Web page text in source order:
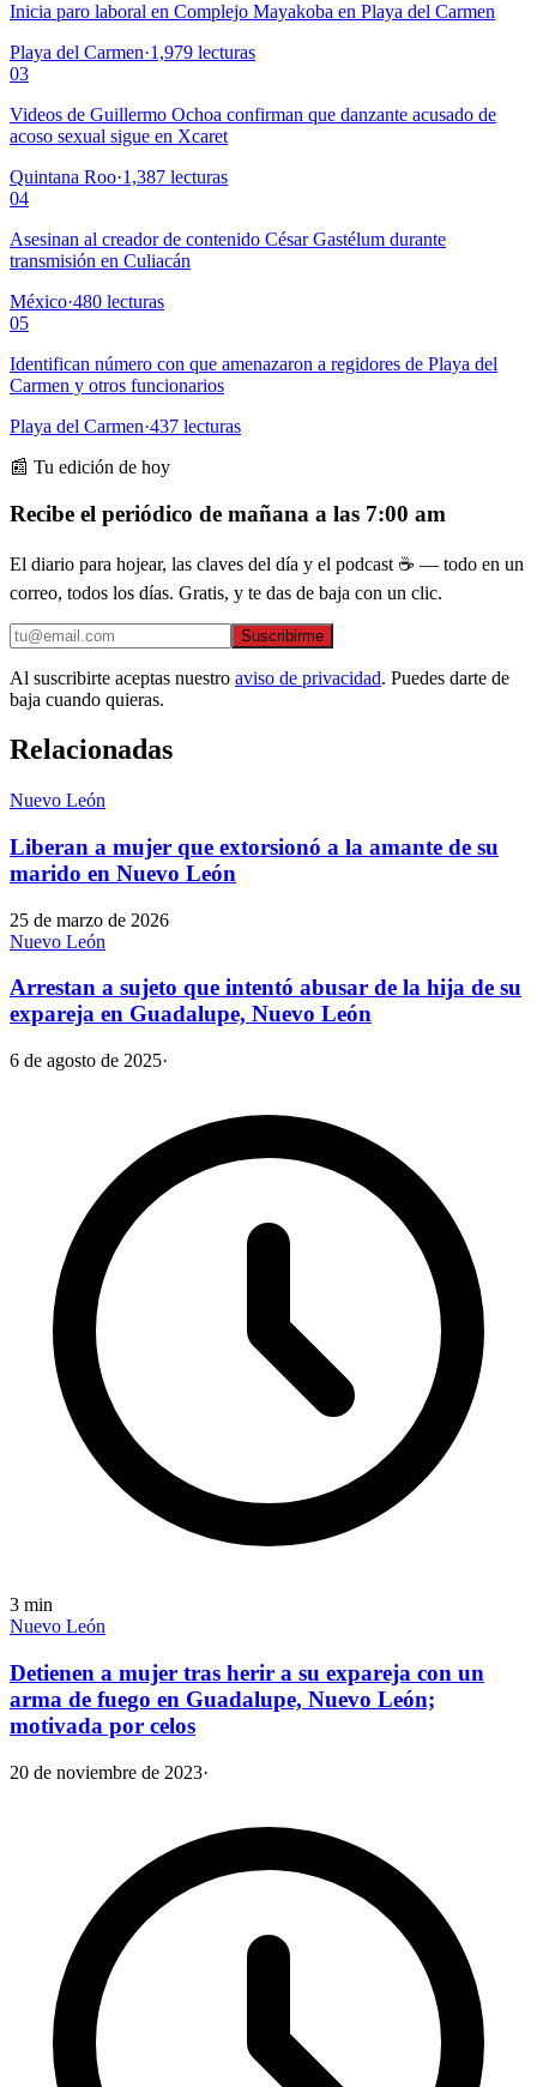
Inicia paro laboral en Complejo Mayakoba en Playa del Carmen
Playa del Carmen·1,979 lecturas
03
Videos de Guillermo Ochoa confirman que danzante acusado de
acoso sexual sigue en Xcaret
Quintana Roo·1,387 lecturas
04
Asesinan al creador de contenido César Gastélum durante
transmisión en Culiacán
México·480 lecturas
05
Identifican número con que amenazaron a regidores de Playa del
Carmen y otros funcionarios
Playa del Carmen·437 lecturas
📰 Tu edición de hoy
Recibe el periódico de mañana a las 7:00 am
El diario para hojear, las claves del día y el podcast ☕ — todo en un
correo, todos los días. Gratis, y te das de baja con un clic.
Suscribirme
Al suscribirte aceptas nuestro aviso de privacidad. Puedes darte de
baja cuando quieras.
Relacionadas
Nuevo León
Liberan a mujer que extorsionó a la amante de su
marido en Nuevo León
25 de marzo de 2026
Nuevo León
Arrestan a sujeto que intentó abusar de la hija de su
expareja en Guadalupe, Nuevo León
6 de agosto de 2025·
3 min
Nuevo León
Detienen a mujer tras herir a su expareja con un
arma de fuego en Guadalupe, Nuevo León;
motivada por celos
20 de noviembre de 2023·